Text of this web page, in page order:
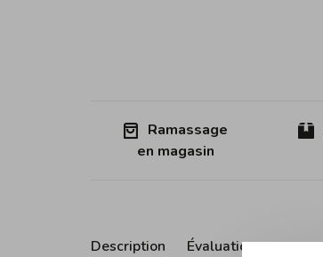
Ramassage
en magasin
Description Évaluations